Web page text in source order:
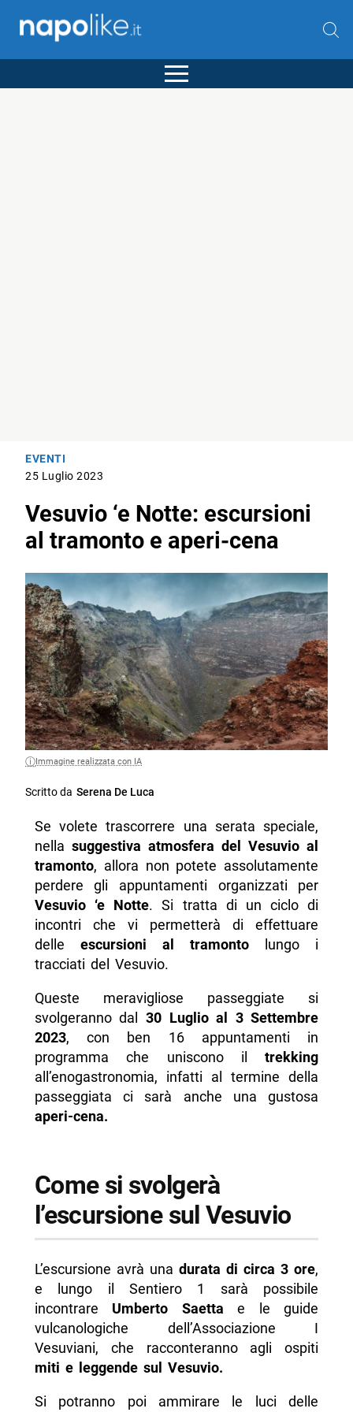
EVENTI
25 Luglio 2023
Vesuvio ‘e Notte: escursioni
al tramonto e aperi-cena
Immagine realizzata con IA
Scritto da Serena De Luca
Se volete trascorrere una serata speciale,
nella suggestiva atmosfera del Vesuvio al
tramonto, allora non potete assolutamente
perdere gli appuntamenti organizzati per
Vesuvio ‘e Notte. Si tratta di un ciclo di
incontri che vi permetterà di effettuare
delle escursioni al tramonto
lungo i
tracciati del Vesuvio.
Queste meravigliose passeggiate si
svolgeranno dal 30 Luglio al 3 Settembre
2023, con ben 16 appuntamenti in
programma che uniscono il
trekking
all’enogastronomia, infatti al termine della
passeggiata ci sarà anche una gustosa
aperi-cena.
Come si svolgerà
l’escursione sul Vesuvio
L’escursione avrà una durata di circa 3 ore,
e lungo il Sentiero 1 sarà possibile
incontrare Umberto Saettae le guide
vulcanologiche dell’Associazione I
Vesuviani, che racconteranno agli ospiti
miti e leggende sul Vesuvio.
Si potranno poi ammirare le luci delle